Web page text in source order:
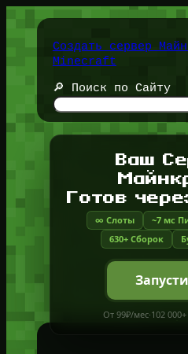
Перейти
содержимомуСоздать сервер
Minecraft
🔎 Поиск по Сайту
Ваш
Готов
∞ Слоты ~7 мс
630+ Сборок
От 99₽/мес·102